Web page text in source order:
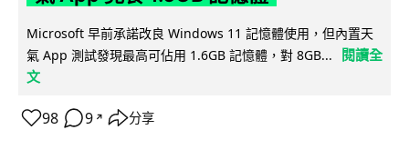
Microsoft 早前承諾改良 Windows 11 記憶體使用，但內置天
氣 App 測試發現最高可佔用 1.6GB 記憶體，對 8GB...
閱讀全
文
98 9 ↗ 分享